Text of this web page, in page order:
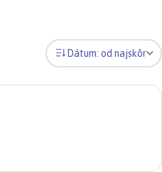
Dátum: od najskôr